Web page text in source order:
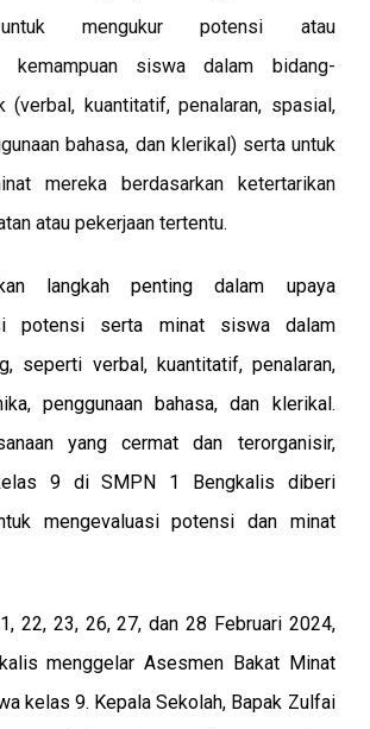
mengukur potensi atau
kemampuan siswa dalam bidang-
kuantitatif, penalaran, spasial,
bahasa, dan klerikal) serta untuk
mereka berdasarkan ketertarikan
atau pekerjaan tertentu.
langkah penting dalam upaya
potensi serta minat siswa dalam
seperti verbal, kuantitatif, penalaran,
penggunaan bahasa, dan klerikal.
yang cermat dan terorganisir,
9 di SMPN 1 Bengkalis diberi
mengevaluasi potensi dan minat
22, 23, 26, 27, dan 28 Februari 2024,
menggelar Asesmen Bakat Minat
kelas 9. Kepala Sekolah, Bapak Zulfai